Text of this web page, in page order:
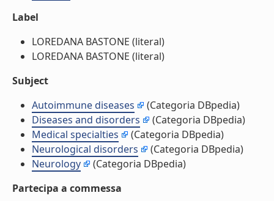
Label
LOREDANA BASTONE (literal)
LOREDANA BASTONE (literal)
Subject
Autoimmune diseases
(Categoria DBpedia)
Diseases and disorders
(Categoria DBpedia)
Medical specialties
(Categoria DBpedia)
Neurological disorders
(Categoria DBpedia)
Neurology
(Categoria DBpedia)
Partecipa a commessa